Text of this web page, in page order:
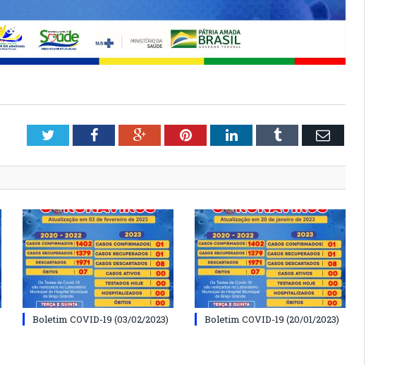
TwitterFacebookGoogle+PinterestLinkedInTumblr Email
Boletim COVID-19 (03/02/2023) Boletim COVID-19 (20/01/2023)